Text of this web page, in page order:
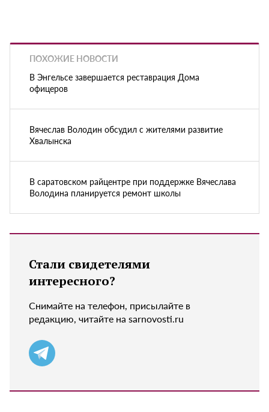
ПОХОЖИЕ НОВОСТИ
В Энгельсе завершается реставрация Дома
офицеров
Вячеслав Володин обсудил с жителями развитие
Хвалынска
В саратовском райцентре при поддержке Вячеслава
Володина планируется ремонт школы
Стали свидетелями
интересного?
Снимайте на телефон, присылайте в
редакцию, читайте на sarnovosti.ru